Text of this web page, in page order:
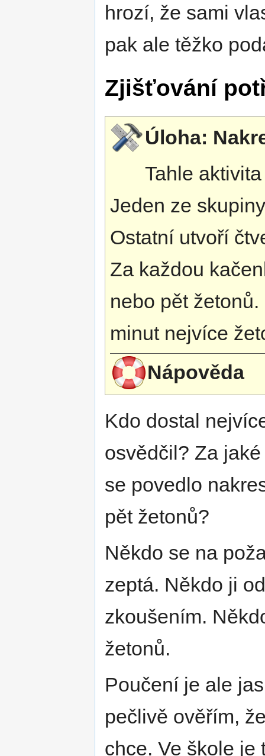
hrozí, že sami
pak ale těžko
Zjišťování
Úloha:
Tahle
Jeden ze
Ostatní utvoří
Za každou
nebo pět
minut nejvíce
Nápověda
Kdo dostal
osvědčil? Za
se povedlo
pět žetonů?
Někdo se na
zeptá. Někdo ji
zkoušením.
žetonů.
Poučení je ale
pečlivě ověřím,
chce. Ve škole je